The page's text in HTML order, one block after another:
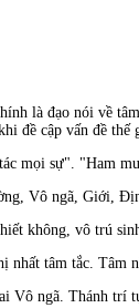
là đạo nói về
đề cập vấn đề
mọi sự". "Ham
Vô ngã, Giới,
không, vô trú
tâm tắc.
Vô ngã. Thánh trí